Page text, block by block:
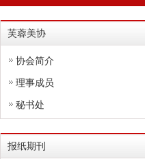
芙蓉美协
协会简介
理事成员
秘书处
报纸期刊